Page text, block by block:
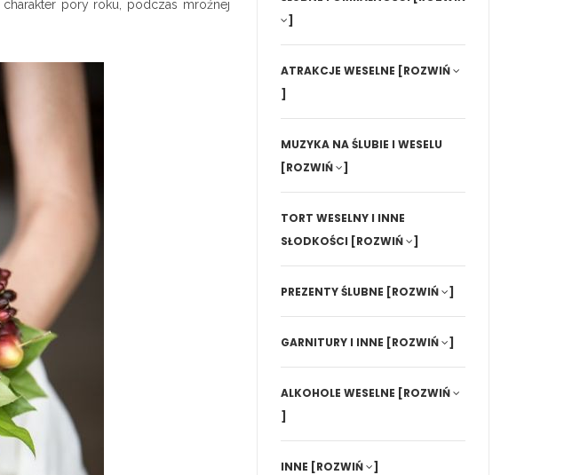
pory roku, podczas mroźnej
]
ATRAKCJE WESELNE [ROZWIŃ
]
MUZYKA NA ŚLUBIE I WESELU
[ROZWIŃ
]
TORT WESELNY I INNE
SŁODKOŚCI [ROZWIŃ ]
PREZENTY ŚLUBNE [ROZWIŃ ]
GARNITURY I INNE [ROZWIŃ ]
ALKOHOLE WESELNE [ROZWIŃ
]
INNE [ROZWIŃ ]